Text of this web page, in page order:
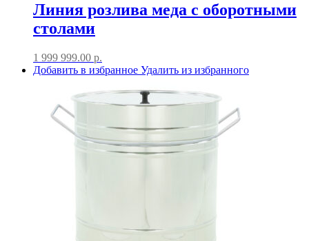
Линия розлива меда с оборотными
столами
1 999 999.00 р.
Добавить в избранное Удалить из избранного